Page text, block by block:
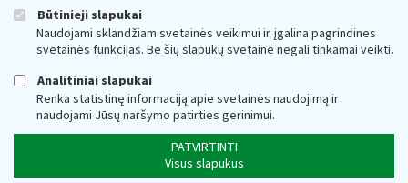
Būtinieji slapukai
Naudojami sklandžiam svetainės veikimui ir įgalina pagrindines
svetainės funkcijas. Be šių slapukų svetainė negali tinkamai veikti.
Analitiniai slapukai
Renka statistinę informaciją apie svetainės naudojimą ir
naudojami Jūsų naršymo patirties gerinimui.
PATVIRTINTI
Visus slapukus